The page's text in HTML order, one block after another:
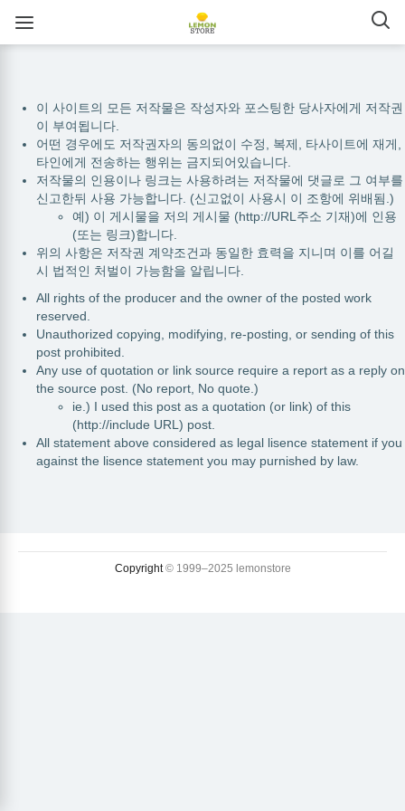
이 사이트의 모든 저작물은 작성자와 포스팅한 당사자에게 저작권
이 부여됩니다.
어떤 경우에도 저작권자의 동의없이 수정, 복제, 타사이트에 재게,
타인에게 전송하는 행위는 금지되어있습니다.
저작물의 인용이나 링크는 사용하려는 저작물에 댓글로 그 여부를
신고한뒤 사용 가능합니다. (신고없이 사용시 이 조항에 위배됨.)
예) 이 게시물을 저의 게시물 (http://URL주소 기재)에 인용
(또는 링크)합니다.
위의 사항은 저작권 계약조건과 동일한 효력을 지니며 이를 어길
시 법적인 처벌이 가능함을 알립니다.
All rights of the producer and the owner of the posted work
reserved.
Unauthorized copying, modifying, re-posting, or sending of this
post prohibited.
Any use of quotation or link source require a report as a reply on
the source post. (No report, No quote.)
ie.) I used this post as a quotation (or link) of this
(http://include URL) post.
All statement above considered as legal lisence statement if you
against the lisence statement you may purnished by law.
Copyright© 1999–2025 lemonstore